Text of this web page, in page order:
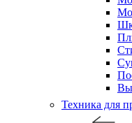
Техника для